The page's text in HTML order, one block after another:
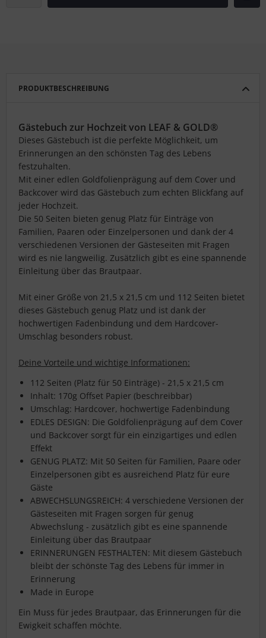
PRODUKTBESCHREIBUNG
Gästebuch zur Hochzeit von LEAF & GOLD®
Dieses Gästebuch ist die perfekte Möglichkeit, um
Erinnerungen an den schönsten Tag des Lebens
festzuhalten.
Mit einer edlen Goldfolienprägung auf dem Cover und
Backcover wird das Gästebuch zum echten Blickfang auf
jeder Hochzeit.
Die 50 Seiten bieten genug Platz für Einträge von
Familien, Paaren oder Einzelpersonen und dank der 4
verschiedenen Versionen der Gästeseiten mit Fragen
wird es nie langweilig. Zusätzlich gibt es eine spannende
Einleitung über das Brautpaar.
Mit einer Größe von 21,5 x 21,5 cm und 112 Seiten bietet
dieses Gästebuch genug Platz und ist dank der
hochwertigen Fadenbindung und dem Hardcover-
Umschlag besonders robust.
Deine Vorteile und wichtige Informationen:
112 Seiten (Platz für 50 Einträge) - 21,5 x 21,5 cm
Inhalt: 170g Offset Papier (beschreibbar)
Umschlag: Hardcover, hochwertige Fadenbindung
EDLES DESIGN: Die Goldfolienprägung auf dem Cover
und Backcover sorgt für ein einzigartiges und edlen
Effekt
GENUG PLATZ: Mit 50 Seiten für Familien, Paare oder
Einzelpersonen gibt es ausreichend Platz für eure
Gäste
ABWECHSLUNGSREICH: 4 verschiedene Versionen der
Gästeseiten mit Fragen sorgen für genug
Abwechslung - zusätzlich gibt es eine spannende
Einleitung über das Brautpaar
ERINNERUNGEN FESTHALTEN: Mit diesem Gästebuch
bleibt der schönste Tag des Lebens für immer in
Erinnerung
Made in Europe
Ein Muss für jedes Brautpaar, das Erinnerungen für die
Ewigkeit schaffen möchte.